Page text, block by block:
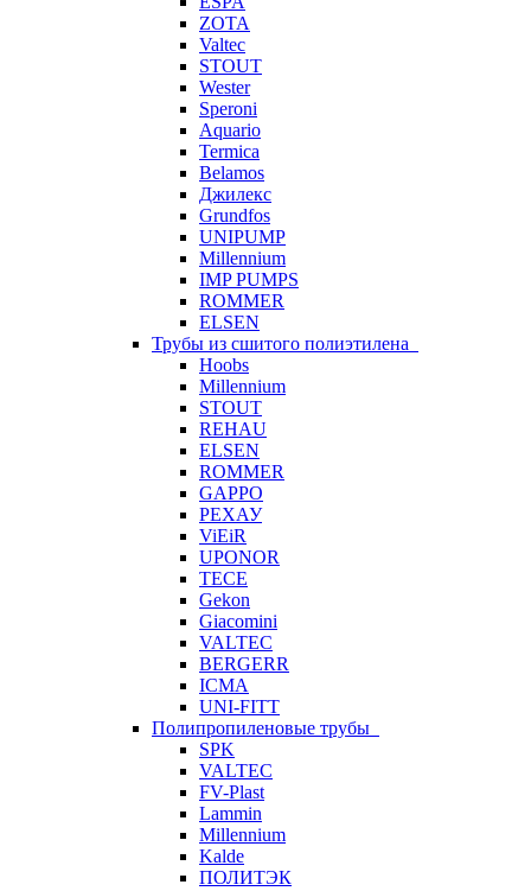
ZOTA
Valtec
STOUT
Wester
Speroni
Aquario
Termica
Belamos
Джилекс
Grundfos
UNIPUMP
Millennium
IMP PUMPS
ROMMER
ELSEN
Трубы из сшитого полиэтилена
Hoobs
Millennium
STOUT
REHAU
ELSEN
ROMMER
GAPPO
РЕХАУ
ViEiR
UPONOR
TECE
Gekon
Giacomini
VALTEC
BERGERR
ICMA
UNI-FITT
Полипропиленовые трубы
SPK
VALTEC
FV-Plast
Lammin
Millennium
Kalde
ПОЛИТЭК